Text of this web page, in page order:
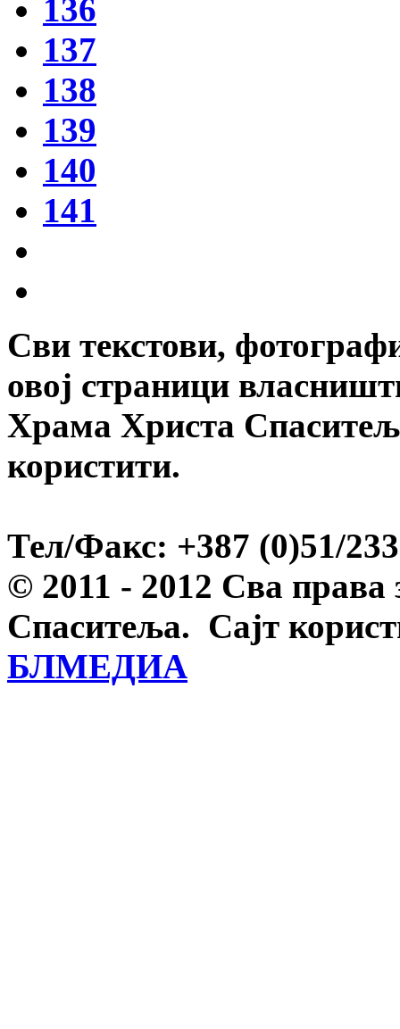
136
137
138
139
140
141
Сви текстови,
овој страници
Храма Христа
користити.
Тел/Факс: +387 (0)51/
© 2011 - 2012 Сва
Спаситеља. Сајт
БЛМЕДИА